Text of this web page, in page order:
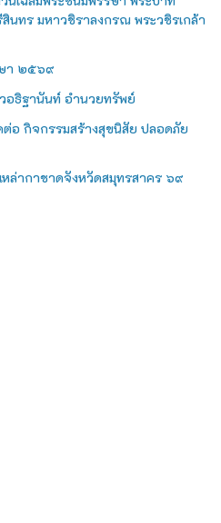
นทร มหาวชิราลงกรณ พระวชิรเกล้า
า ๒๕๖๙
อธิฐานันท์ อำนวยทรัพย์
ต่อ กิจกรรมสร้างสุขนิสัย ปลอดภัย
ล่ากาชาดจังหวัดสมุทรสาคร ๖๙